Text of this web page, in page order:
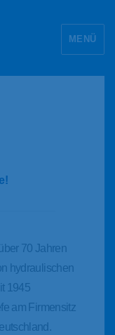
MENÜ
70 Jahren
hydraulischen
1945
am Firmensitz